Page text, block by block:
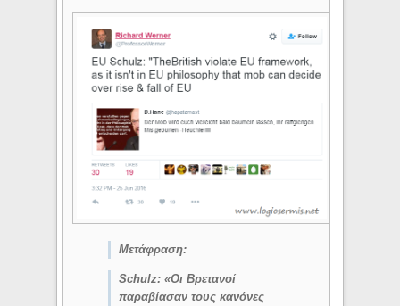
Μετάφραση:
Schulz: «Οι Βρετανοί
παραβίασαν τους κανόνες